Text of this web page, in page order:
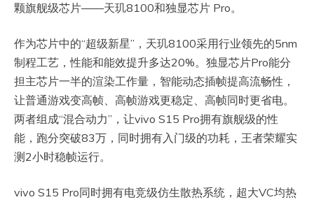
颗旗舰级芯片——天玑8100和独显芯片 Pro。
作为芯片中的“超级新星”，天玑8100采用行业领先的5nm
制程工艺，性能和能效提升多达20%。独显芯片Pro能分
担主芯片一半的渲染工作量，智能动态插帧提高流畅性，
让普通游戏变高帧、高帧游戏更稳定、高帧同时更省电。
两者组成“混合动力”，让vivo S15 Pro拥有旗舰级的性
能，跑分突破83万，同时拥有入门级的功耗，王者荣耀实
测2小时稳帧运行。
vivo S15 Pro同时拥有电竞级仿生散热系统，超大VC均热